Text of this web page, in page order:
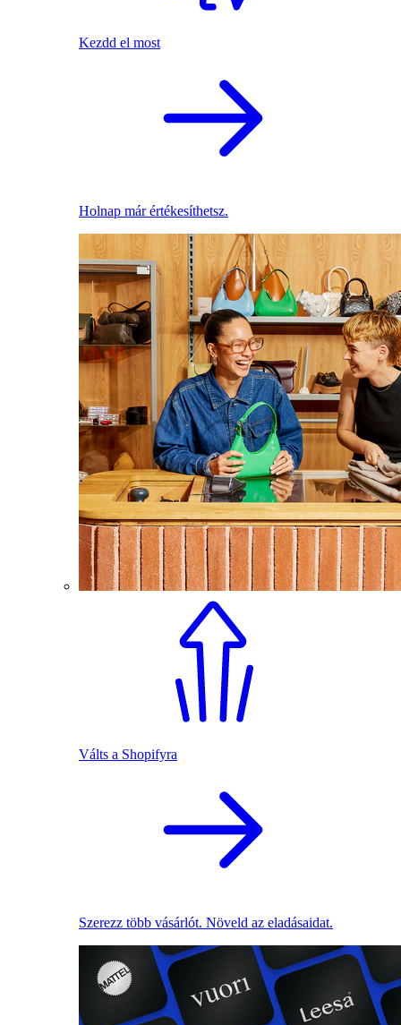
Kezdd el most
Holnap már értékesíthetsz.
Válts a Shopifyra
Szerezz több vásárlót. Növeld az eladásaidat.